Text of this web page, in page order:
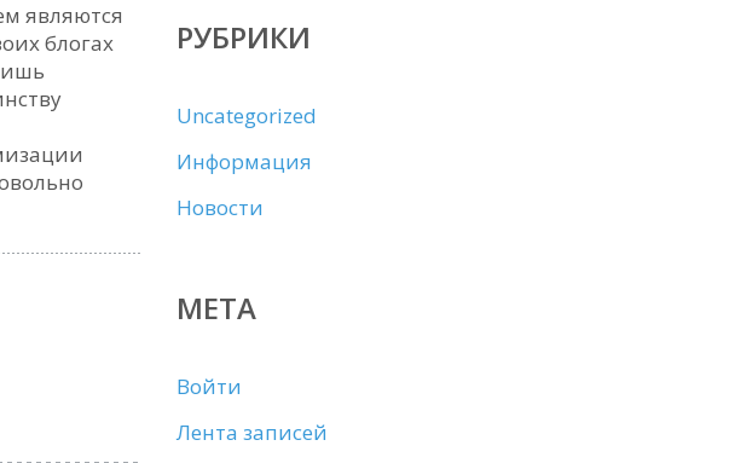
являются
блогах
РУБРИКИ
Uncategorized
Информация
Новости
МЕТА
Войти
Лента записей